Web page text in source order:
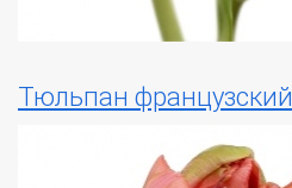
Тюльпан французский